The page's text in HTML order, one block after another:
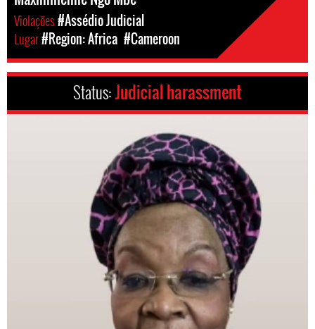
Violações#Assédio Judicial
Lugar#Region: Africa #Cameroon
Status:Judicial harassment